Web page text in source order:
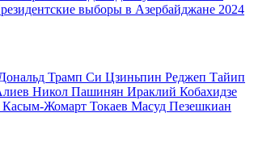
выборы в Азербайджане 2024
Трамп Си Цзиньпин Реджеп Тайип
Никол Пашинян Ираклий Кобахидзе
Касым-Жомарт Токаев Масуд Пезешкиан